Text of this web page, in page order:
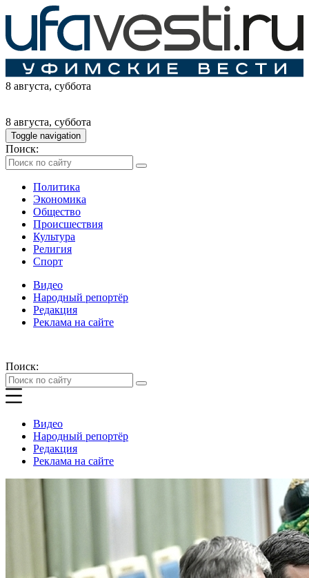
8 августа, суббота
8 августа, суббота
Toggle navigation
Поиск:
Политика
Экономика
Общество
Происшествия
Культура
Религия
Спорт
Видео
Народный репортёр
Редакция
Реклама на сайте
Поиск:
Видео
Народный репортёр
Редакция
Реклама на сайте